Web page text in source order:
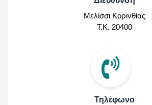
Μελίσσι Κορινθίας
Τ.Κ. 20400
Τηλέφωνο